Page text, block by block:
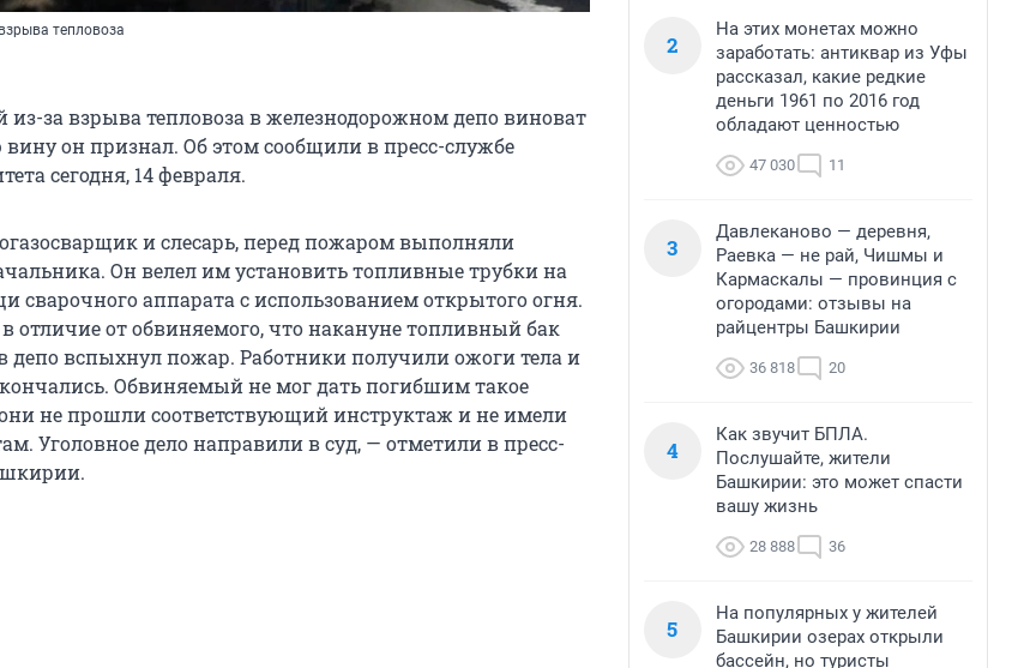
тепловоза
из-за взрыва тепловоза в железнодорожном депо виноват
он признал. Об этом сообщили в пресс-службе
сегодня, 14 февраля.
и слесарь, перед пожаром выполняли
Он велел им установить топливные трубки на
сварочного аппарата с использованием открытого огня.
отличие от обвиняемого, что накануне топливный бак
депо вспыхнул пожар. Работники получили ожоги тела и
Обвиняемый не мог дать погибшим такое
они не прошли соответствующий инструктаж и не имели
Уголовное дело направили в суд, — отметили в пресс-
2
На этих монетах можно
заработать: антиквар из Уфы
рассказал, какие редкие
деньги 1961 по 2016 год
обладают ценностью
47 030 11
3
Давлеканово — деревня,
Раевка — не рай, Чишмы и
Кармаскалы — провинция с
огородами: отзывы на
райцентры Башкирии
36 818 20
4
Как звучит БПЛА.
Послушайте, жители
Башкирии: это может спасти
вашу жизнь
28 888 36
5
На популярных у жителей
Башкирии озерах открыли
бассейн, но туристы